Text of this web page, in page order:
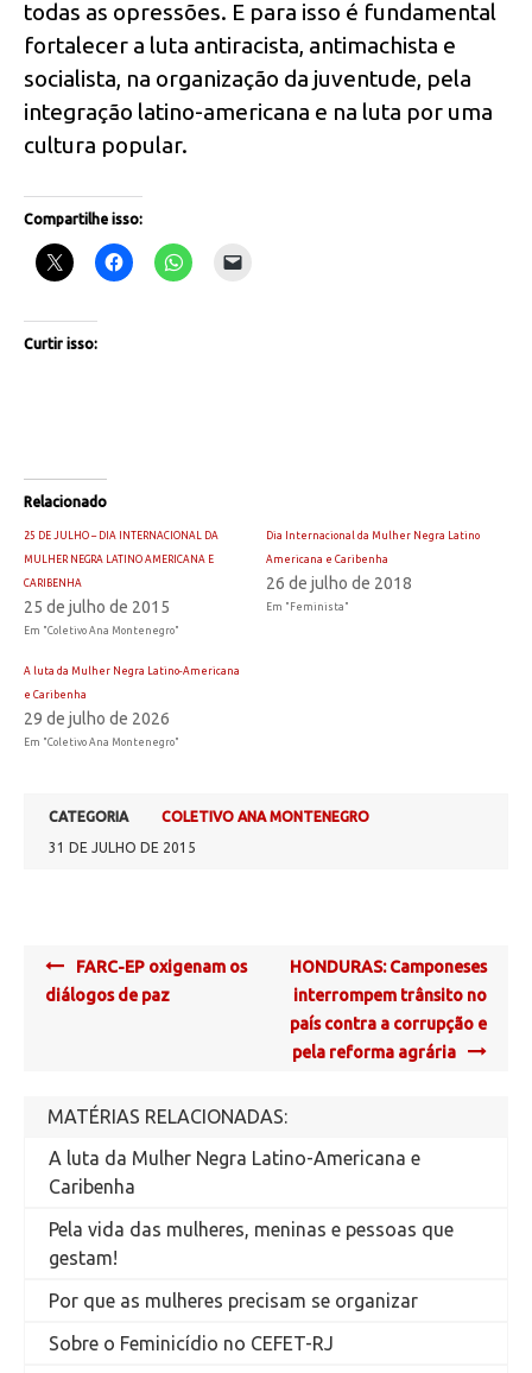
todas as opressões. E para isso é fundamental
fortalecer a luta antiracista, antimachista e
socialista, na organização da juventude, pela
integração latino-americana e na luta por uma
cultura popular.
Compartilhe isso:
Curtir isso:
Relacionado
25 DE JULHO – DIA INTERNACIONAL DA
MULHER NEGRA LATINO AMERICANA E
CARIBENHA
25 de julho de 2015
Em "Coletivo Ana Montenegro"
Dia Internacional da Mulher Negra Latino
Americana e Caribenha
26 de julho de 2018
Em "Feminista"
A luta da Mulher Negra Latino-Americana
e Caribenha
29 de julho de 2026
Em "Coletivo Ana Montenegro"
CATEGORIA
COLETIVO ANA MONTENEGRO
31 DE JULHO DE 2015
Post
navigation
FARC-EP oxigenam os
diálogos de paz
HONDURAS: Camponeses
interrompem trânsito no
país contra a corrupção e
pela reforma agrária
MATÉRIAS RELACIONADAS:
A luta da Mulher Negra Latino-Americana e
Caribenha
Pela vida das mulheres, meninas e pessoas que
gestam!
Por que as mulheres precisam se organizar
Sobre o Feminicídio no CEFET-RJ